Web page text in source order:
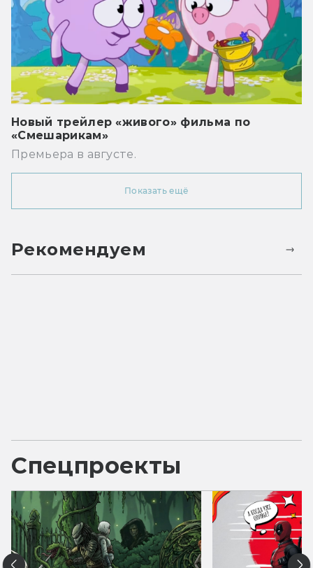
Новый трейлер «живого» фильма по
«Смешарикам»
Премьера в августе.
Показать ещё
Рекомендуем
Спецпроекты